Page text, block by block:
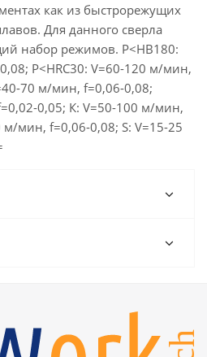
как из быстрорежущих
Для данного сверла
набор режимов. P<HB180:
P<HRC30: V=60-120 м/мин,
70 м/мин, f=0,06-0,08;
0,05; К: V=50-100 м/мин,
мин, f=0,06-0,08; S: V=15-25